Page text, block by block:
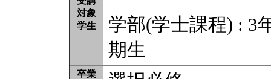
対象
学生
学部(学士課程) : 3
期生
卒業